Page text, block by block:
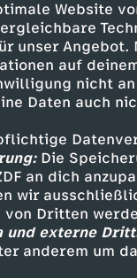
Website
unser Angebot.
auf
nicht
Daten auch
Die
an dich
wir
von Dritten
und externe
anderem um
feiert